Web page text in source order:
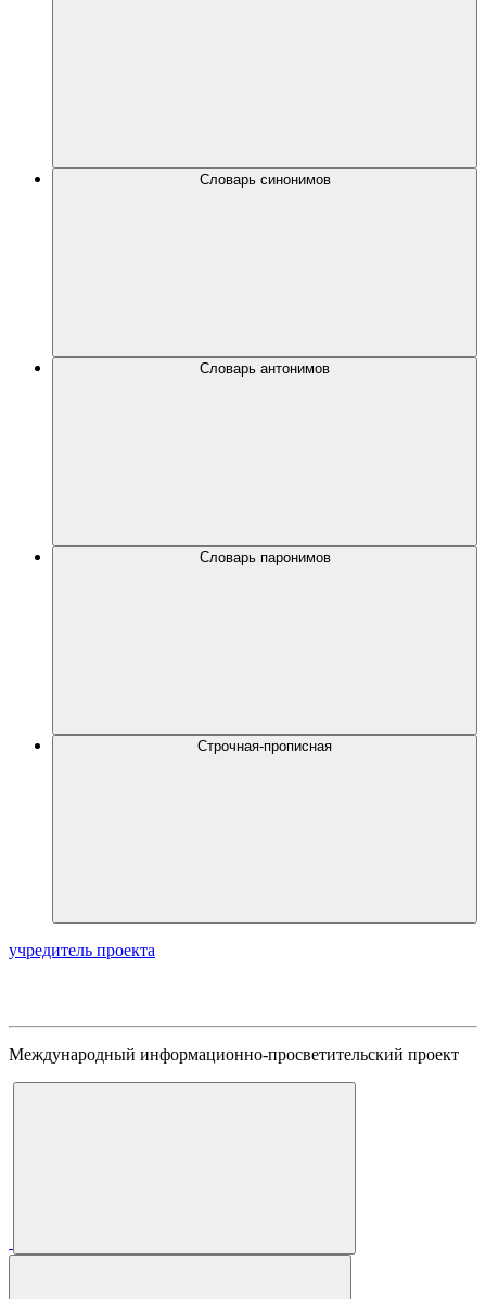
Словарь синонимов
Словарь антонимов
Словарь паронимов
Строчная-прописная
учредитель проекта
Международный информационно-просветительский проект